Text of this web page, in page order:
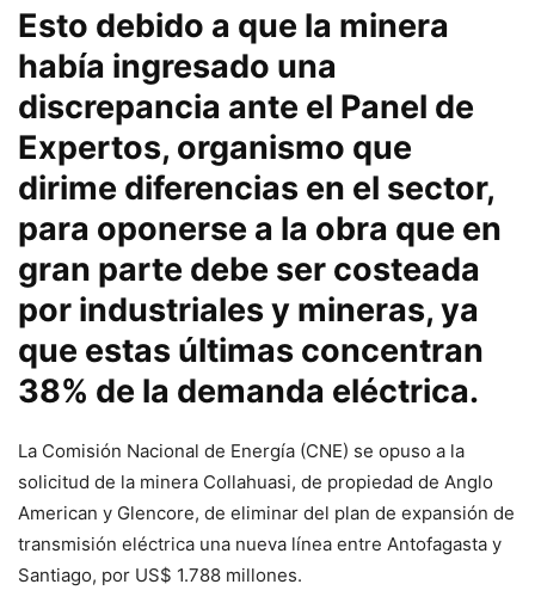
Esto debido a que la minera
había ingresado una
discrepancia ante el Panel de
Expertos, organismo que
dirime diferencias en el sector,
para oponerse a la obra que en
gran parte debe ser costeada
por industriales y mineras, ya
que estas últimas concentran
38% de la demanda eléctrica.
La Comisión Nacional de Energía (CNE) se opuso a la
solicitud de la minera Collahuasi, de propiedad de Anglo
American y Glencore, de eliminar del plan de expansión de
transmisión eléctrica una nueva línea entre Antofagasta y
Santiago, por US$ 1.788 millones.